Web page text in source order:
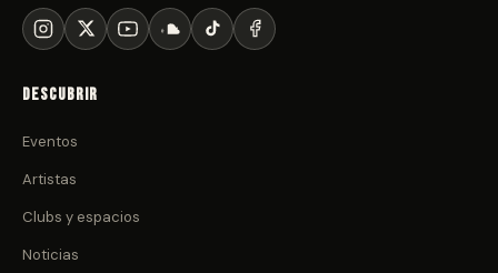
Descubrir
Eventos
Artistas
Clubs y espacios
Noticias